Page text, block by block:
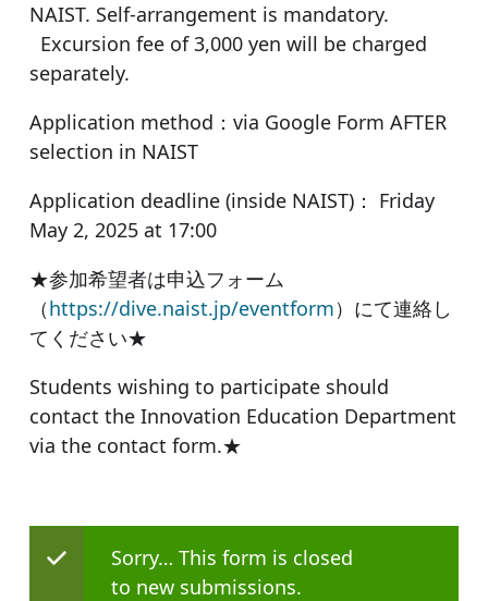
NAIST. Self-arrangement is mandatory.
Excursion fee of 3,000 yen will be charged
separately.
Application method：via Google Form AFTER
selection in NAIST
Application deadline (inside NAIST)： Friday
May 2, 2025 at 17:00
★参加希望者は申込フォーム
（https://dive.naist.jp/eventform）にて連絡し
てください★
Students wishing to participate should
contact the Innovation Education Department
via the contact form.★
ステータスメッ
Sorry… This form is closed
to new submissions.